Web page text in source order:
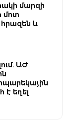
մարզի
մոտ
հրազեն և
ԱԺ
եղել